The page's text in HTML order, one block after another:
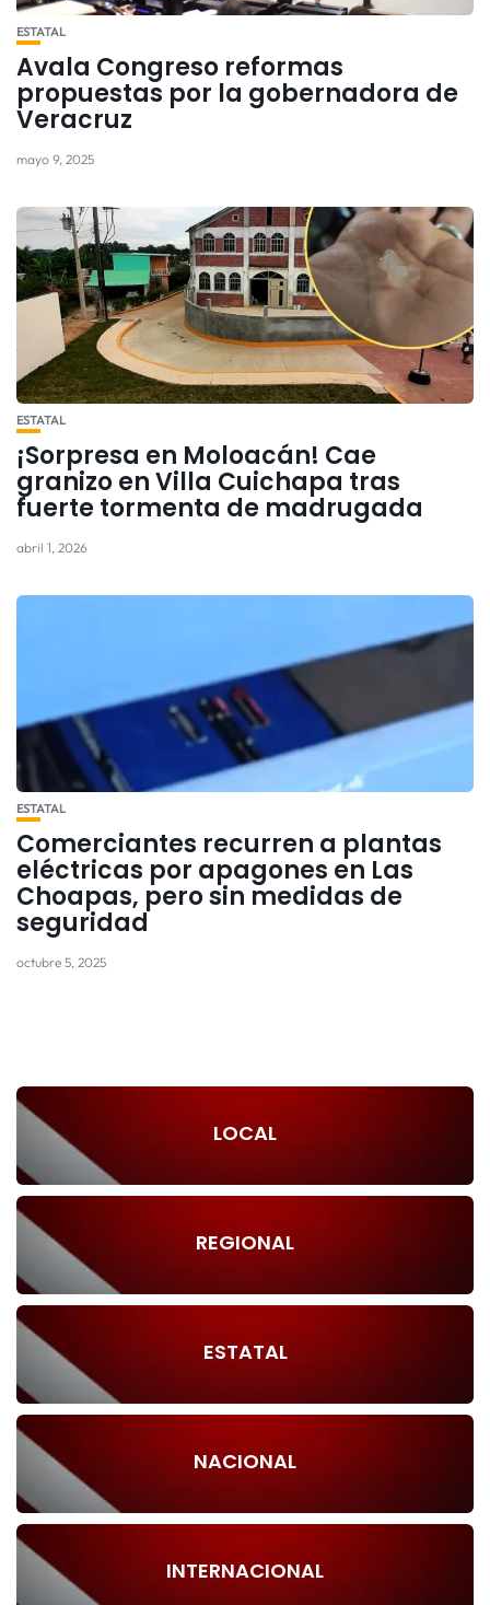
ESTATAL
Avala Congreso reformas
propuestas por la gobernadora de
Veracruz
mayo 9, 2025
ESTATAL
¡Sorpresa en Moloacán! Cae
granizo en Villa Cuichapa tras
fuerte tormenta de madrugada
abril 1, 2026
ESTATAL
Comerciantes recurren a plantas
eléctricas por apagones en Las
Choapas, pero sin medidas de
seguridad
octubre 5, 2025
LOCAL
REGIONAL
ESTATAL
NACIONAL
INTERNACIONAL